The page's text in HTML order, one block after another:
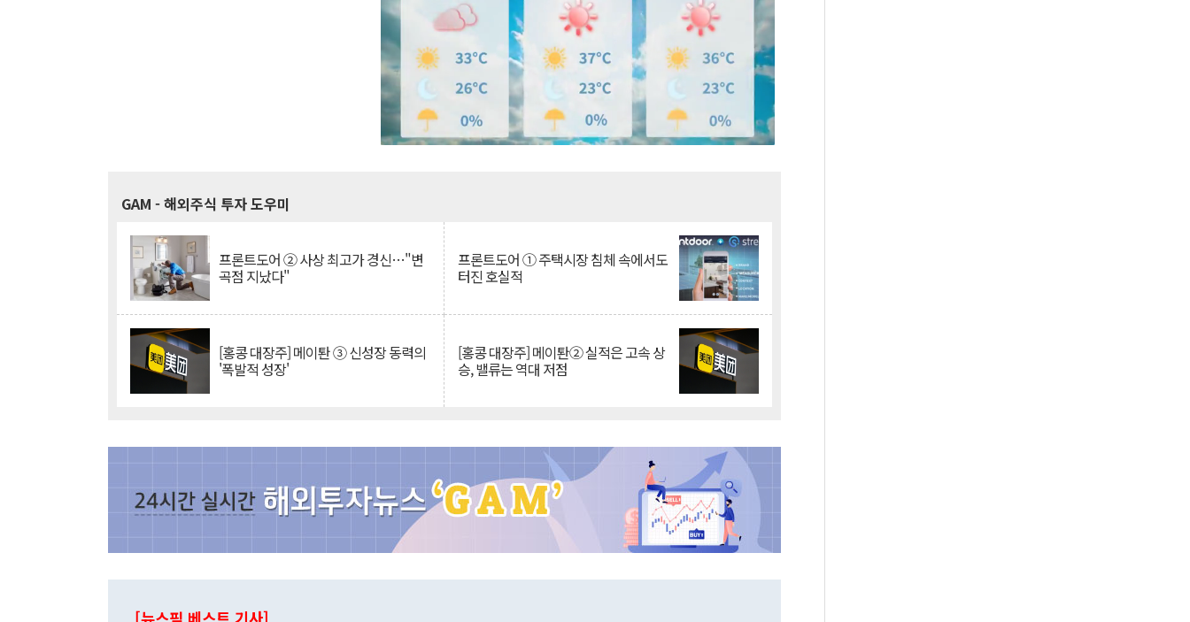
GAM - 해외주식 투자 도우미
프론트도어 ② 사상 최고가 경신…"변
곡점 지났다"
프론트도어 ① 주택시장 침체 속에서도
터진 호실적
[홍콩 대장주] 메이퇀 ③ 신성장 동력의
'폭발적 성장'
[홍콩 대장주] 메이퇀② 실적은 고속 상
승, 밸류는 역대 저점